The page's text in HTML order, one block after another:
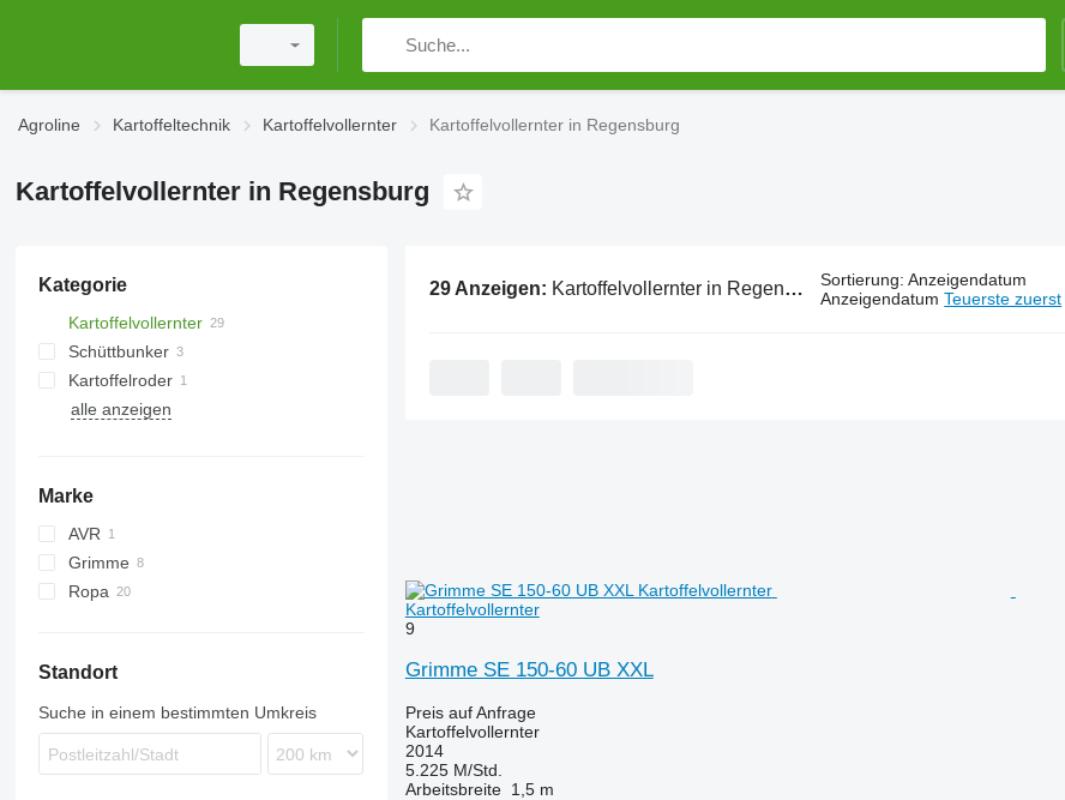
Agroline Kartoffeltechnik Kartoffelvollernter Kartoffelvollernter in Regensburg
Kartoffelvollernter in Regensburg
Kategorie
Kartoffelvollernter
Schüttbunker
Kartoffelroder
alle anzeigen
Marke
AVR
Spirit
Grimme
EVO
Ropa
Standort
Suche in einem bestimmten Umkreis
29 Anzeigen: Kartoffelvollernter in Regensburg Sortierung: Anzeigendatum
Anzeigendatum Teuerste zuerst
Kartoffelvollernter
9
Grimme SE 150-60 UB XXL
Preis auf Anfrage
Kartoffelvollernter
2014
5.225 M/Std.
Arbeitsbreite 1,5 m